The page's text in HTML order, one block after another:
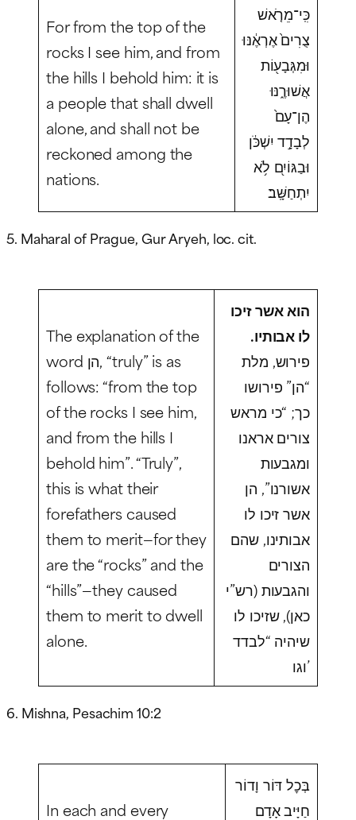
For from the top of the
rocks I see him, and from
the hills I behold him: it is
a people that shall dwell
alone, and shall not be
reckoned among the
nations.
כִּֽי־מֵרֹ֤אשׁ
צֻרִים֙ אֶרְאֶ֔נּוּ
וּמִגְּבָע֖וֹת
אֲשׁוּרֶ֑נּוּ
הֶן־עָם֙
לְבָדָ֣ד יִשְׁכֹּ֔ן
וּבַגּוֹיִ֖ם לֹ֥א
יִתְחַשָּֽׁב׃
5. Maharal of Prague, Gur Aryeh, loc. cit.
The explanation of the
word הן, “truly” is as
follows: “from the top
of the rocks I see him,
and from the hills I
behold him”. “Truly”,
this is what their
forefathers caused
them to merit—for they
are the “rocks” and the
“hills”—they caused
them to merit to dwell
alone.
הוא אשר זיכו
לו אבותיו.
פירוש, מלת
“הן” פירושו
כך; “כי מראש
צורים אראנו
ומגבעות
אשורנו”, הן
אשר זיכו לו
אבותינו, שהם
הצורים
והגבעות (רש”י
כאן), שזיכו לו
שיהיה “לבדד
וגו’
6. Mishna, Pesachim 10:2
In each and every
בְּכׇל דּוֹר וָדוֹר
חַיָּיב אָדָם